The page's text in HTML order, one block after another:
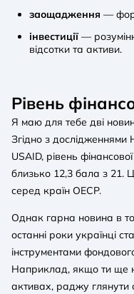
заощадження —
інвестиції —
відсотки та активи.
Рівень
Я маю для тебе дві
Згідно з дослідженнями
USAID, рівень
близько 12,3 бала з 21.
серед країн ОЕСР.
Однак гарна новина в
останні роки українці
інструментами
Наприклад, якщо ти ще
активах, раджу глянути